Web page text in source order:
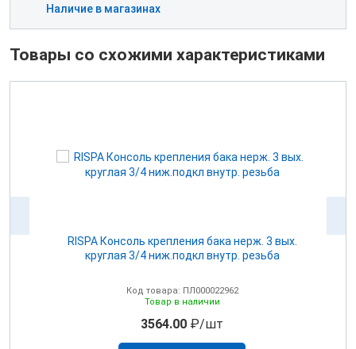
Наличие в магазинах
Товары со схожими характеристиками
RISPA Консоль крепления бака нерж. 3 вых.
круглая 3/4 ниж.подкл внутр. резьба
Код товара: ПЛ000022962
Товар в наличии
3564.00 ₽/шт